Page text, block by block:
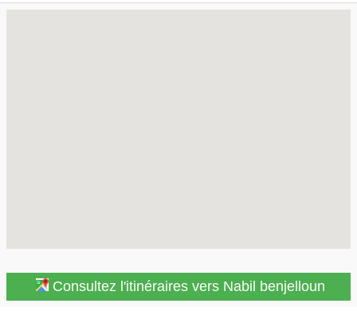
Consultez l'itinéraires vers Nabil benjelloun